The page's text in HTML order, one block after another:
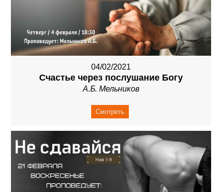
04/02/2021
Счастье через послушание Богу
А.Б. Мельников
Смотреть